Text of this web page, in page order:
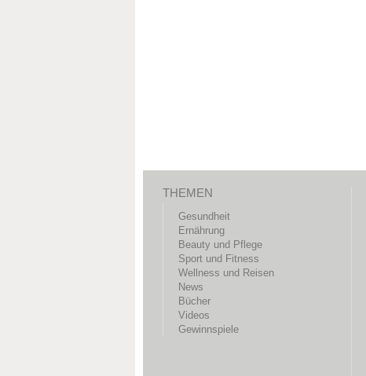
THEMEN
Gesundheit
Ernährung
Beauty und Pflege
Sport und Fitness
Wellness und Reisen
News
Bücher
Videos
Gewinnspiele